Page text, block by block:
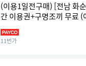
(이용1일전구매) [전남 화
간 이용권+구명조끼 무료
용) (광주수영장/워터파크/
크/스파)
11번가